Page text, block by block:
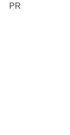
PR